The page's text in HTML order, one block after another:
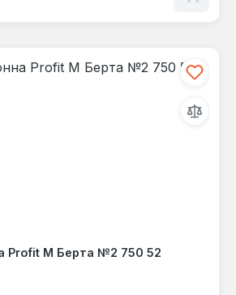
Profit M Берта №2 750 52